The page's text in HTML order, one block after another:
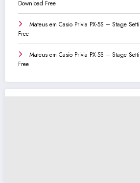
Download Free
Mateus em Casio Privia PX-5S – Stage
Free
Mateus em Casio Privia PX-5S – Stage
Free